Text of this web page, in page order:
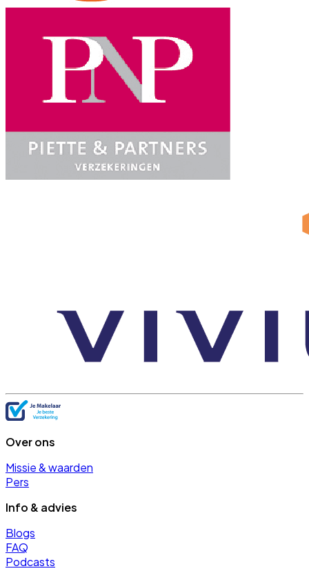
Over ons
Missie & waarden
Pers
Info & advies
Blogs
FAQ
Podcasts